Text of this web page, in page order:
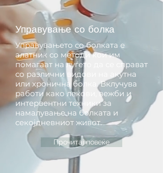
Управување со болка
Управувањето со болката е
алатник со методи кои им
помагаат на луѓето да се справат
со различни видови на акутна
или хронична болка. Вклучува
работи како лекови, вежби и
интервентни техники за
намалување на болката и
секојдневниот живот.
Прочитај повеќе